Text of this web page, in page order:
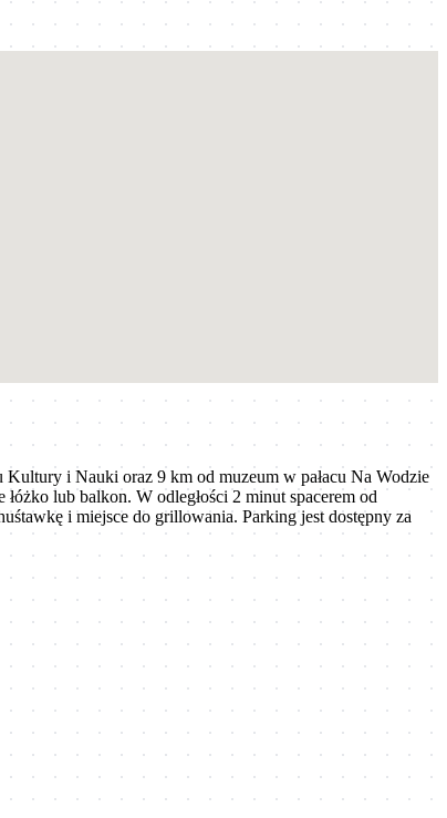
i Nauki oraz 9 km od muzeum w pałacu Na Wodzie
lub balkon. W odległości 2 minut spacerem od
i miejsce do grillowania. Parking jest dostępny za